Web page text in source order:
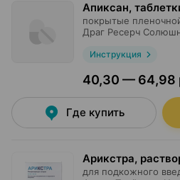
Апиксан,
покрытые
Драг Ресерч
Инструкция
40,30 — 64,98
Где купить
Арикстра,
для подкожного